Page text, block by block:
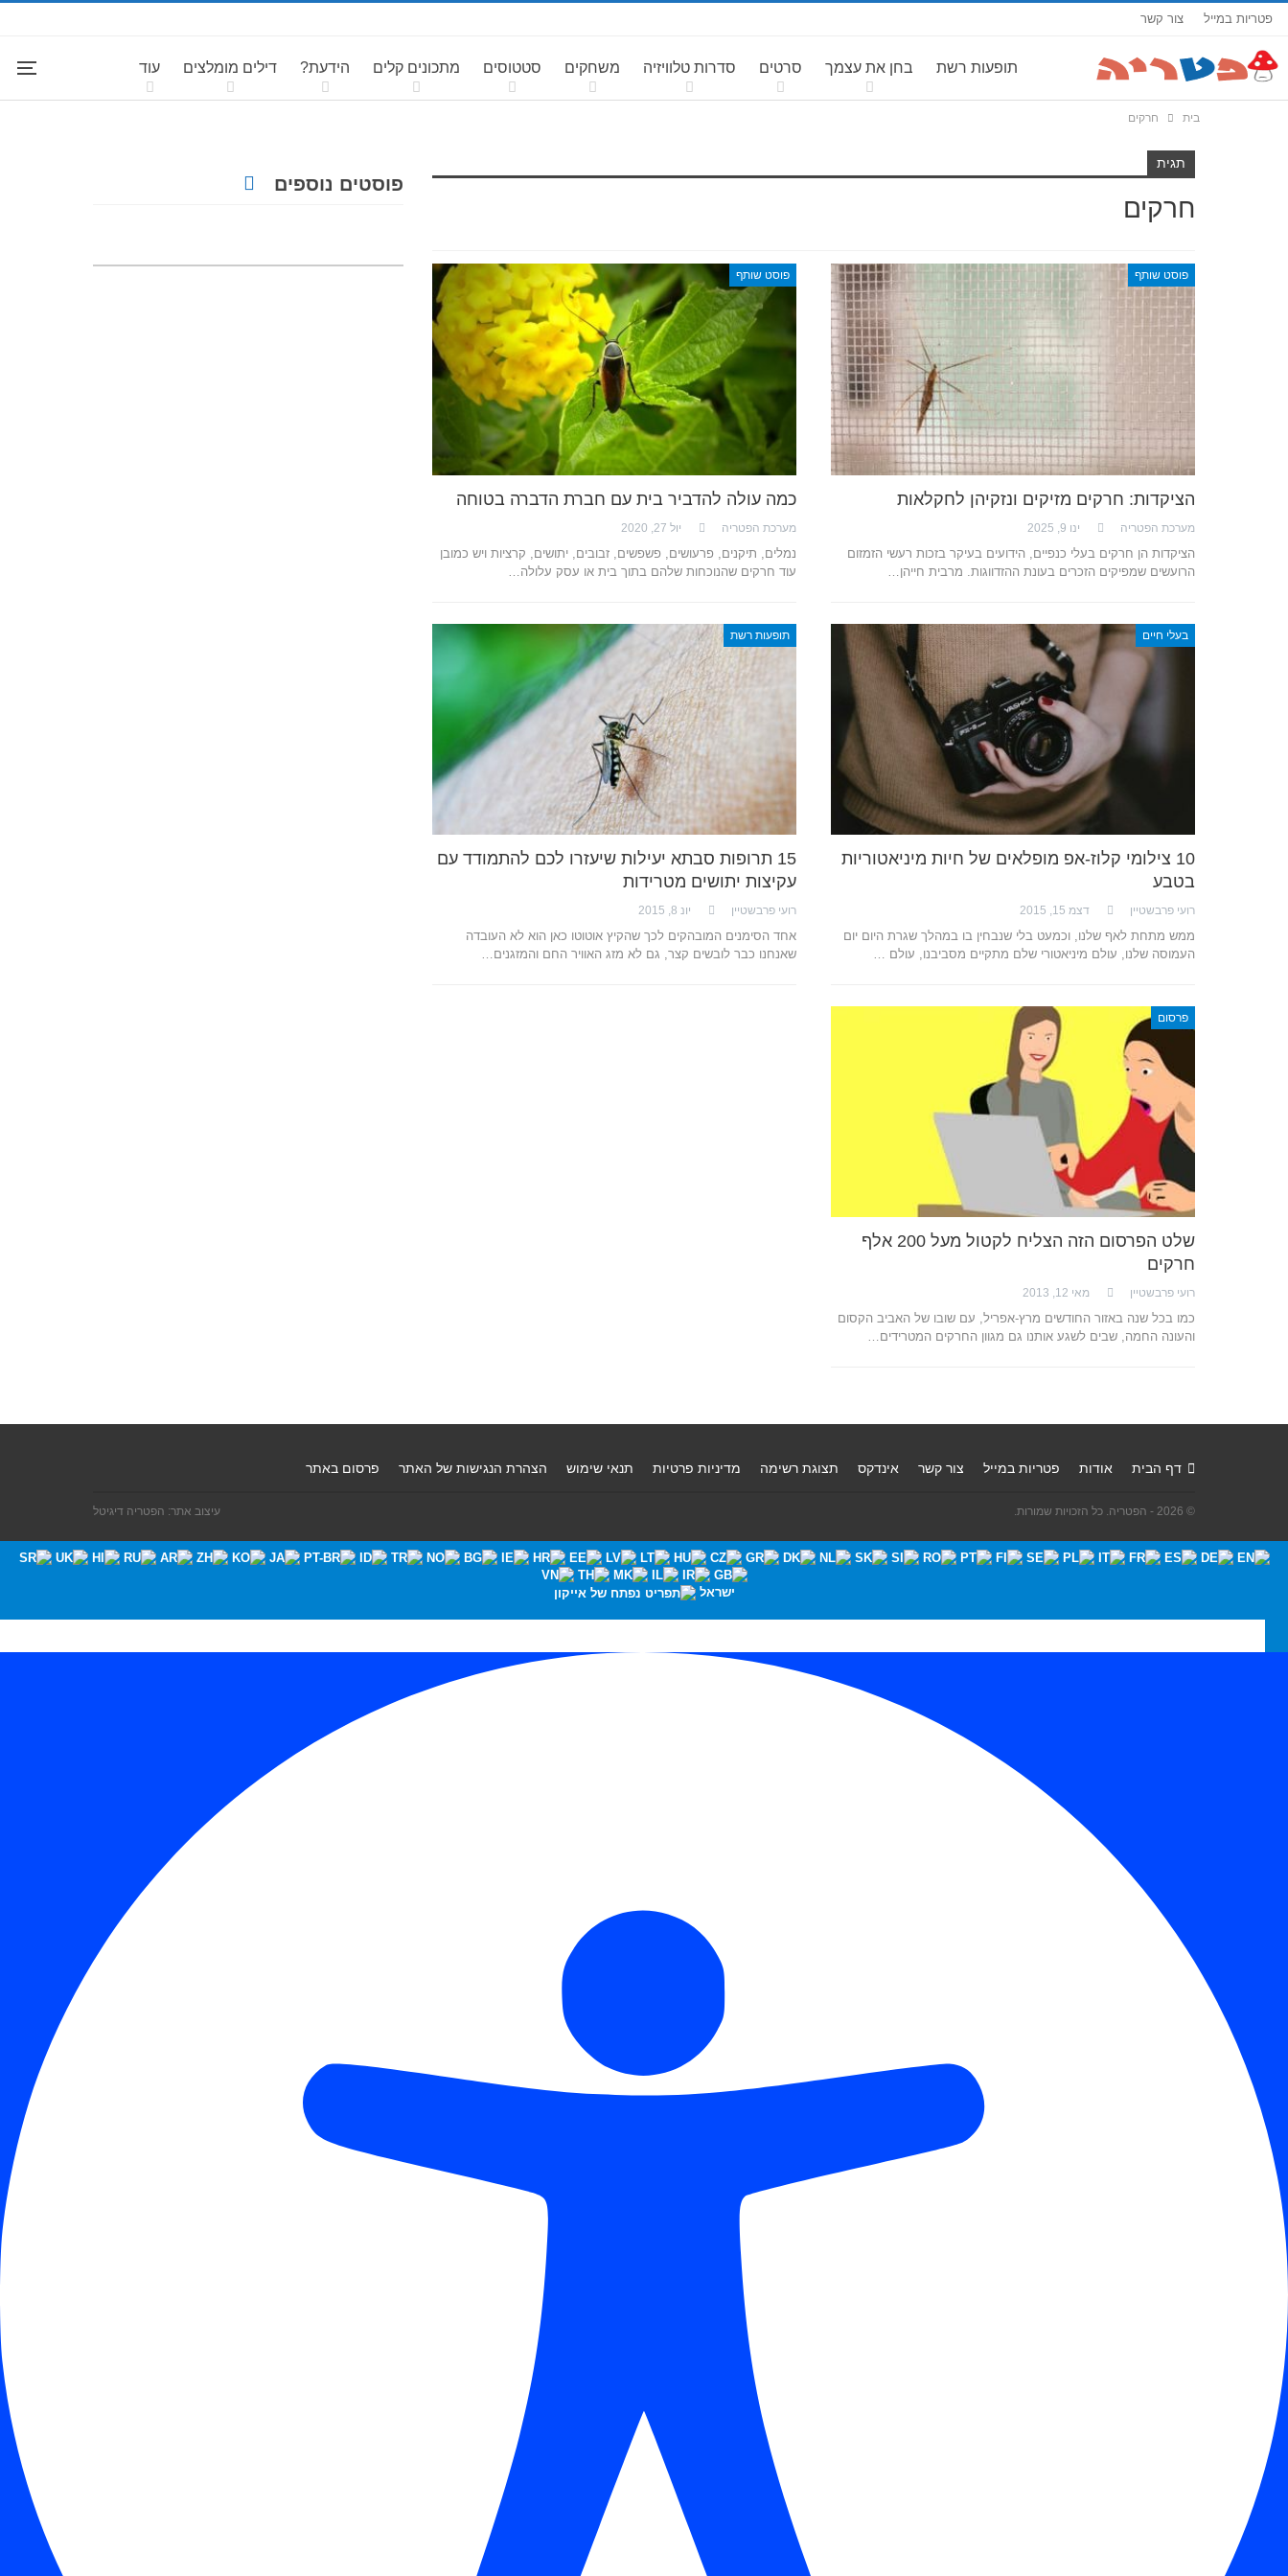
פטריות במייל צור קשר
תופעות רשת בחן את עצמך סרטים סדרות טלוויזיה משחקים סטטוסים מתכונים קלים הידעת? דילים מומלצים עוד
בית חרקים
תגית
חרקים
פוסט שותף
הציקדות: חרקים מזיקים ונזקיהן לחקלאות
מערכת הפטריה ינו 9, 2025
הציקדות הן חרקים בעלי כנפיים, הידועים בעיקר בזכות רעשי הזמזום
הרועשים שמפיקים הזכרים בעונת ההזדווגות. מרבית חייהן…
פוסט שותף
כמה עולה להדביר בית עם חברת הדברה בטוחה
מערכת הפטריה יול 27, 2020
נמלים, תיקנים, פרעושים, פשפשים, זבובים, יתושים, קרציות ויש כמובן
עוד חרקים שהנוכחות שלהם בתוך בית או עסק עלולה…
בעלי חיים
10 צילומי קלוז-אפ מופלאים של חיות מיניאטוריות
בטבע
רועי פרבשטיין דצמ 15, 2015
ממש מתחת לאף שלנו, וכמעט בלי שנבחין בו במהלך שגרת היום יום
העמוסה שלנו, עולם מיניאטורי שלם מתקיים מסביבנו, עולם …
תופעות רשת
15 תרופות סבתא יעילות שיעזרו לכם להתמודד עם
עקיצות יתושים מטרידות
רועי פרבשטיין יונ 8, 2015
אחד הסימנים המובהקים לכך שהקיץ אוטוטו כאן הוא לא העובדה
שאנחנו כבר לובשים קצר, גם לא מזג האוויר החם והמזגנים…
פרסום
שלט הפרסום הזה הצליח לקטול מעל 200 אלף
חרקים
רועי פרבשטיין מאי 12, 2013
כמו בכל שנה באזור החודשים מרץ-אפריל, עם שובו של האביב הקסום
והעונה החמה, שבים לשגע אותנו גם מגוון החרקים המטרידים…
פוסטים נוספים
דף הבית אודות פטריות במייל צור קשר אינדקס תצוגת רשימה מדיניות פרטיות תנאי שימוש הצהרת הנגישות של האתר פרסום באתר
© 2026 - הפטריה. כל הזכויות שמורות. עיצוב אתר: הפטריה דיגיטל
ישראל